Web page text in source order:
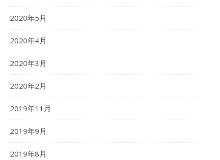
2020年5月
2020年4月
2020年3月
2020年2月
2019年11月
2019年9月
2019年8月